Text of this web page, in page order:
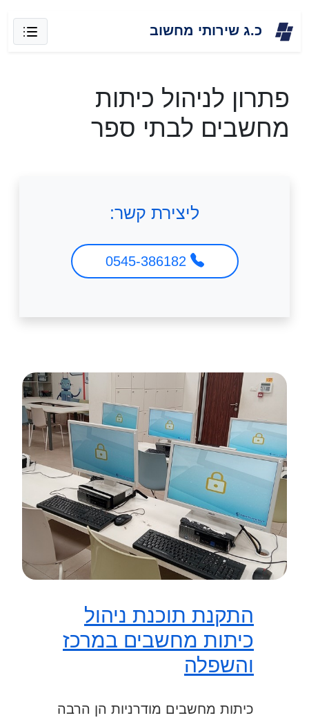
כ.ג שירותי מחשוב
פתרון לניהול כיתות
מחשבים לבתי ספר
ליצירת קשר:
התקנת תוכנת ניהול
כיתות מחשבים במרכז
והשפלה
כיתות מחשבים מודרניות הן הרבה